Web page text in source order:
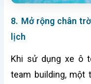
8. Mở rộng chân
lịch
Khi sử dụng xe ô
team building, một